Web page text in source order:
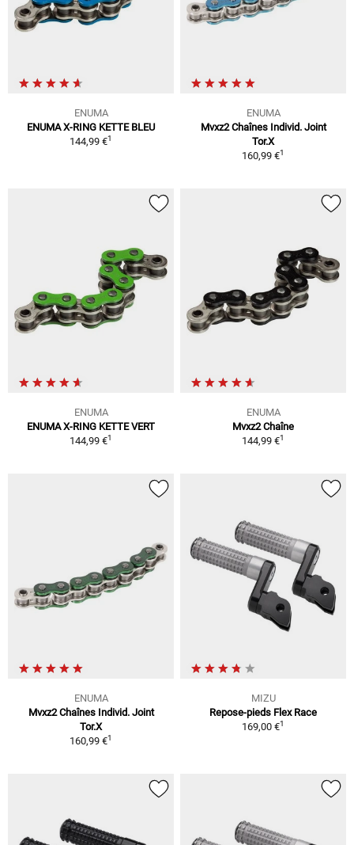
ENUMA
ENUMA X-RING KETTE BLEU
144,99 €1
ENUMA
Mvxz2 Chaînes Individ. Joint
Tor.X
160,99 €1
ENUMA
ENUMA X-RING KETTE VERT
144,99 €1
ENUMA
Mvxz2 Chaîne
144,99 €1
ENUMA
Mvxz2 Chaînes Individ. Joint
Tor.X
160,99 €1
MIZU
Repose-pieds Flex Race
169,00 €1